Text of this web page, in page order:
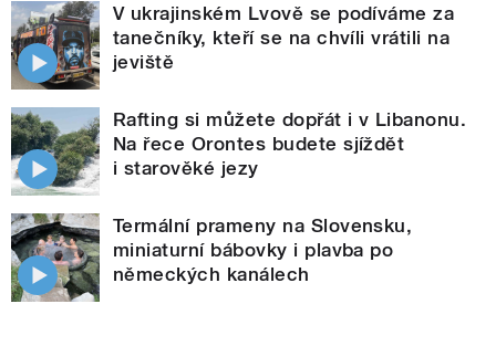
V ukrajinském Lvově se podíváme za
tanečníky, kteří se na chvíli vrátili na
jeviště
Rafting si můžete dopřát i v Libanonu.
Na řece Orontes budete sjíždět
i starověké jezy
Termální prameny na Slovensku,
miniaturní bábovky i plavba po
německých kanálech